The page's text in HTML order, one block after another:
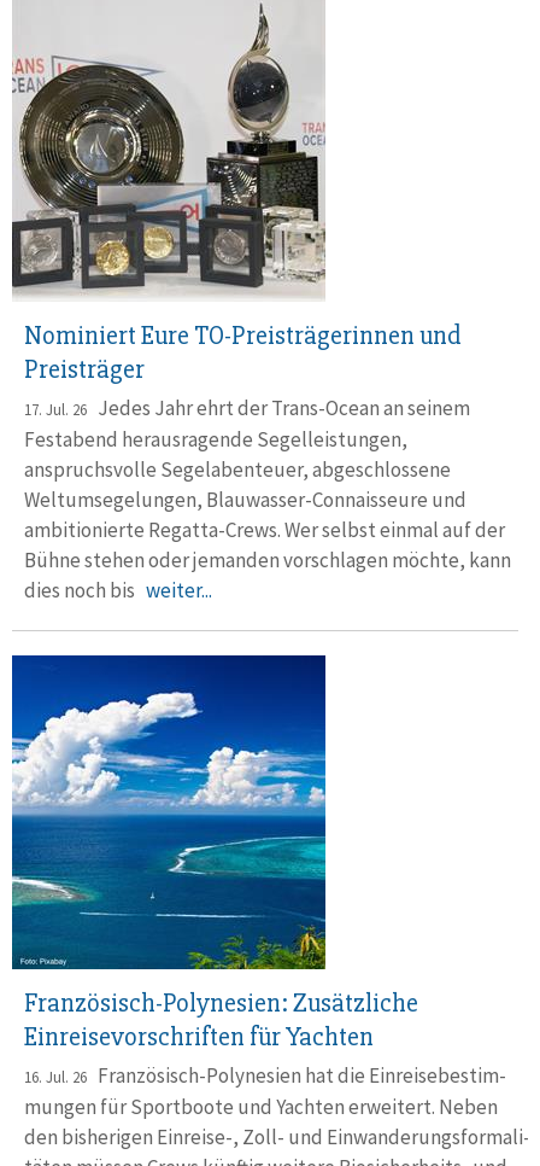
Nominiert Eure TO-Preisträgerinnen und
Preisträger
17. Jul. 26 Jedes Jahr ehrt der Trans-Ocean an seinem
Festabend herausragende Segelleistungen,
anspruchsvolle Segelabenteuer, abgeschlossene
Weltumsegelungen, Blauwasser-Connaisseure und
ambitionierte Regatta-Crews. Wer selbst einmal auf der
Bühne stehen oder jemanden vorschlagen möchte, kann
dies noch bis weiter...
Französisch-Polynesien: Zusätzliche
Einreisevorschriften für Yachten
16. Jul. 26 Französisch-Polynesien hat die Ein­reise­bestim­
mungen für Sport­boote und Yachten erwei­tert. Neben
den bishe­rigen Einreise-, Zoll- und Ein­wande­rungsformali­